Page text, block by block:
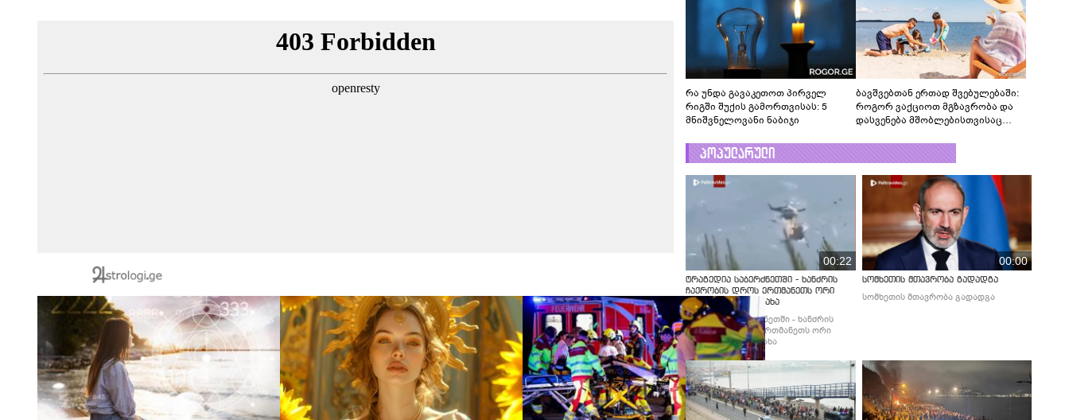
რა უნდა გავაკეთოთ პირველ
რიგში შუქის გამორთვისას: 5
მნიშვნელოვანი ნაბიჯი
ბავშვებთან ერთად შვებულებაში:
როგორ ვაქციოთ მგზავრობა და
დასვენება მშობლებისთვისაც
პოპულარული
00:22
ტრაგედია საბერძნეთში - ხანძრის
ჩაქრობის დროს ერთმანეთს ორი
ვერტმფრენი შეეჯახა
ტრაგედია საბერძნეთში - ხანძრის
ჩაქრობის დროს ერთმანეთს ორი
ვერტმფრენი შეეჯახა
00:00
სომხეთის მთავრობა გადადგა
სომხეთის მთავრობა გადადგა